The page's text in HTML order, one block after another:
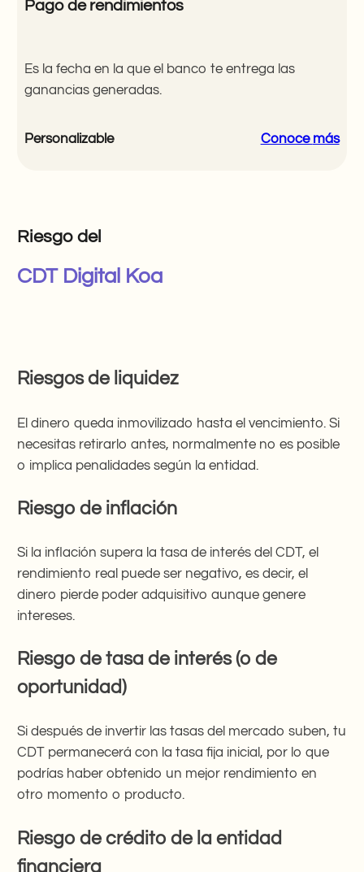
Pago de rendimientos
Es la fecha en la que el banco te entrega las
ganancias generadas.
Personalizable Conoce más
Riesgo del
CDT Digital Koa
Riesgos de liquidez
El dinero queda inmovilizado hasta el vencimiento. Si
necesitas retirarlo antes, normalmente no es posible
o implica penalidades según la entidad.
Riesgo de inflación
Si la inflación supera la tasa de interés del CDT, el
rendimiento real puede ser negativo, es decir, el
dinero pierde poder adquisitivo aunque genere
intereses.
Riesgo de tasa de interés (o de
oportunidad)
Si después de invertir las tasas del mercado suben, tu
CDT permanecerá con la tasa fija inicial, por lo que
podrías haber obtenido un mejor rendimiento en
otro momento o producto.
Riesgo de crédito de la entidad
financiera